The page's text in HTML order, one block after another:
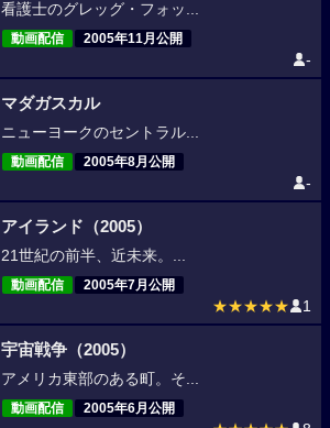
看護士のグレッグ・フォッ...
動画配信 2005年11月公開
-
マダガスカル
ニューヨークのセントラル...
動画配信 2005年8月公開
-
アイランド（2005）
21世紀の前半、近未来。...
動画配信 2005年7月公開
★★★★★ 1
宇宙戦争（2005）
アメリカ東部のある町。そ...
動画配信 2005年6月公開